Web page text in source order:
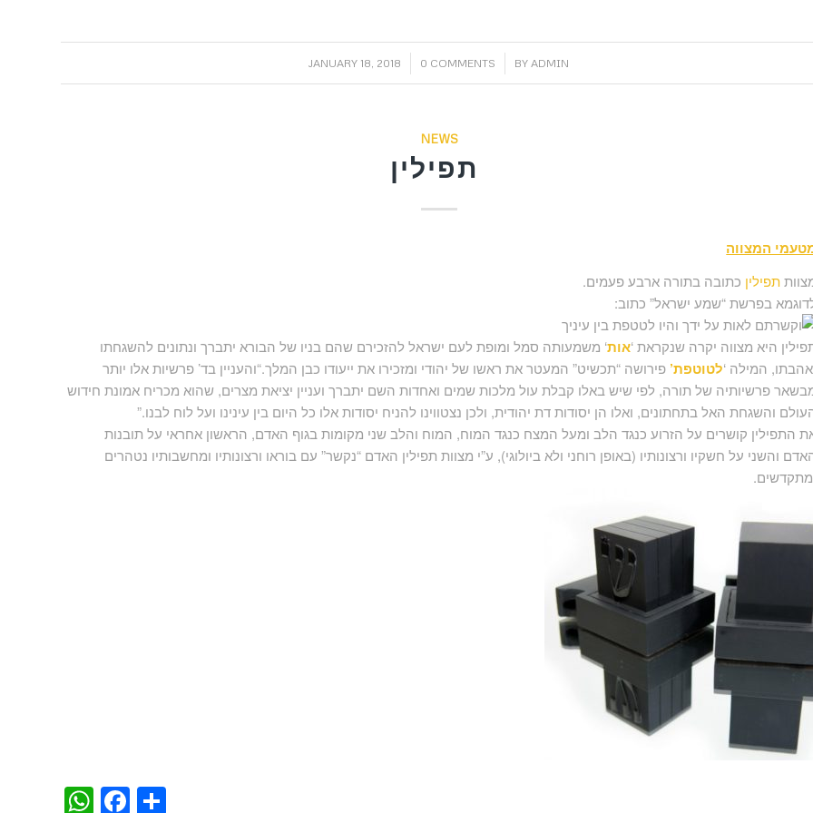
JANUARY 18, 2018
/ 0 COMMENTS
/ BYADMIN
NEWS
המצווה
תפילין כתובה בתורה ארבע פעמים.
בפרשת “שמע ישראל” כתוב:
היא מצווה יקרה שנקראת ‘אות‘ משמעותה סמל ומופת לעם ישראל להזכירם שהם בניו של הבורא יתברך ונתונים להשגחתו
המילה ‘לטוטפת’ פירושה “תכשיט” המעטר את ראשו של יהודי ומזכירו את ייעודו כבן המלך.“והעניין בד’ פרשיות אלו יותר
פרשיותיה של תורה, לפי שיש באלו קבלת עול מלכות שמים ואחדות השם יתברך ועניין יציאת מצרים, שהוא מכריח אמונת חידוש
והשגחת האל בתחתונים, ואלו הן יסודות דת יהודית, ולכן נצטווינו להניח יסודות אלו כל היום בין עינינו ועל לוח לבנו.”
התפילין קושרים על הזרוע כנגד הלב ומעל המצח כנגד המוח, המוח והלב שני מקומות בגוף האדם, הראשון אחראי על תובנות
והשני על חשקיו ורצונותיו (באופן רוחני ולא ביולוגי), ע”י מצוות תפילין האדם “נקשר” עם בוראו ורצונותיו ומחשבותיו נטהרים
WhatsApp
Facebook